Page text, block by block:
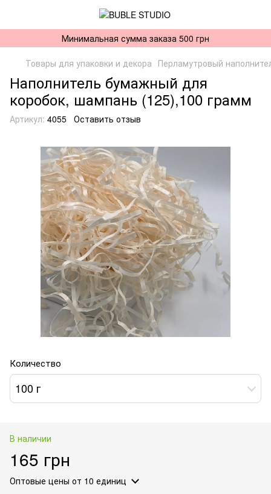
Минимальная сумма заказа 500 грн
Товары для упаковки и декора Перламутровый
Наполнитель бумажный для
коробок, шампань (125),100 грамм
Артикул: 4055 Оставить отзыв
Количество
100 г
В наличии
165 грн
Оптовые цены от 10 единиц